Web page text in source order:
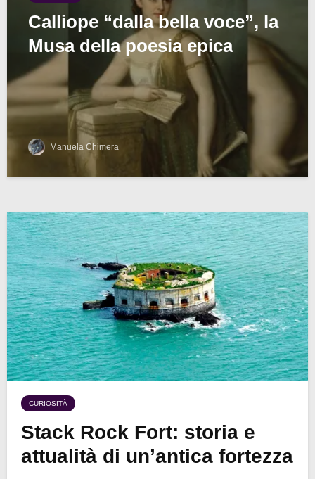
Calliope “dalla bella voce”, la
Musa della poesia epica
Manuela Chimera
CURIOSITÀ
Stack Rock Fort: storia e
attualità di un’antica fortezza